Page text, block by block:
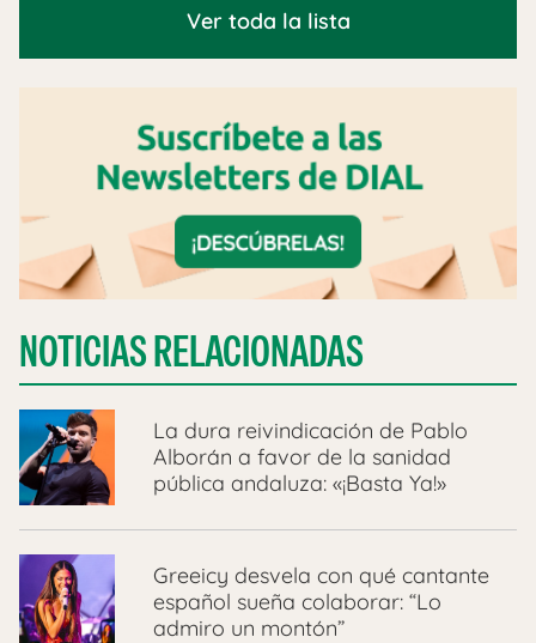
Ver toda la lista
NOTICIAS RELACIONADAS
La dura reivindicación de Pablo
Alborán a favor de la sanidad
pública andaluza: «¡Basta Ya!»
Greeicy desvela con qué cantante
español sueña colaborar: “Lo
admiro un montón”